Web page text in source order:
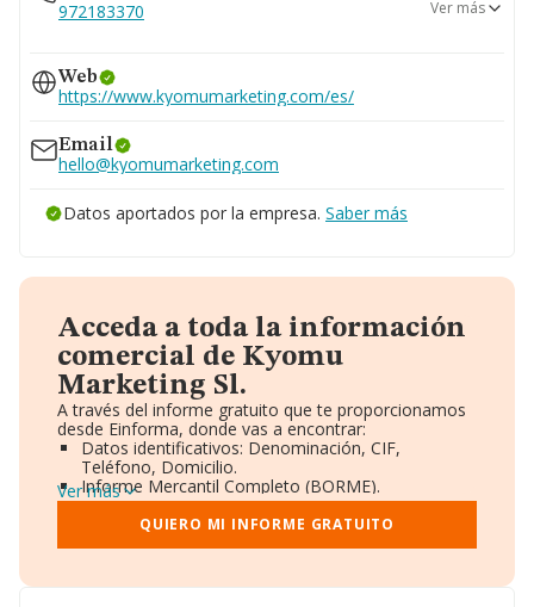
972183370
972170293
Ver más
Web
https://www.kyomumarketing.com/es/
Email
hello@kyomumarketing.com
Datos aportados por la empresa. Saber más
Acceda a toda la información
comercial de Kyomu
Marketing Sl.
A través del informe gratuito que te proporcionamos
desde Einforma, donde vas a encontrar:
Datos identificativos: Denominación, CIF,
Teléfono, Domicilio.
Informe Mercantil Completo (BORME).
Gráficos de Evolución Ventas y Empleados.
Consejo de Administración y Administradores.
Directivos y Ejecutivos.
Ver más
QUIERO MI INFORME GRATUITO